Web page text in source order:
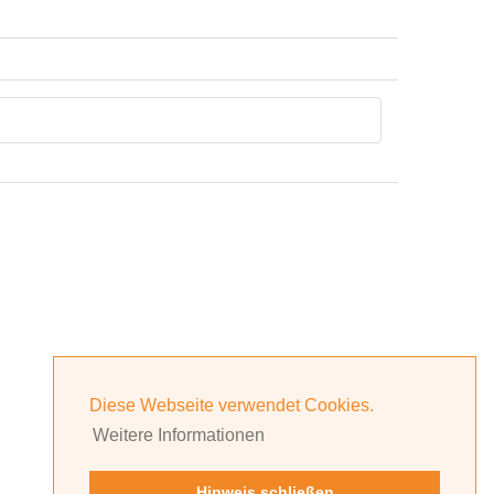
Diese Webseite verwendet Cookies.
Weitere Informationen